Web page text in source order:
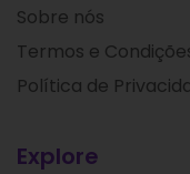
Sobre nós
Termos e
Política de
Explore